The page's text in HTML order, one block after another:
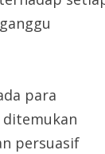
para
persuasif